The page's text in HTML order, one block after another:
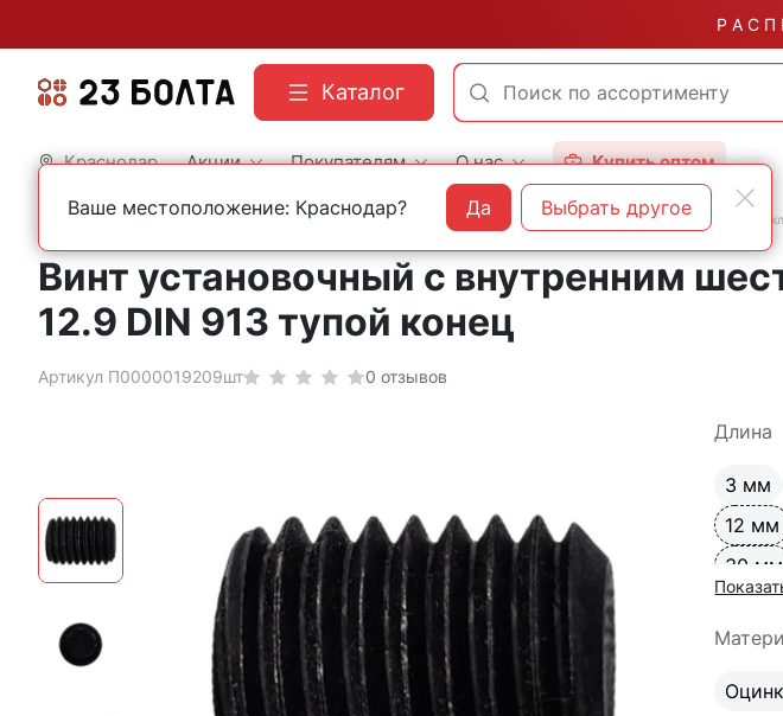
Р А С П
Каталог
Краснодар Акции Покупателям О нас Купить оптом
Главная Строительный крепеж Винты Винты установочные с внутренним шестигранником Винты установочные,
Винт установочный с внутренним
12.9 DIN 913 тупой конец
Артикул П0000019209шт 0 отзывов
Длина
3 мм
12 мм
30 мм
Ваше местоположение: Краснодар? Да Выбрать другое